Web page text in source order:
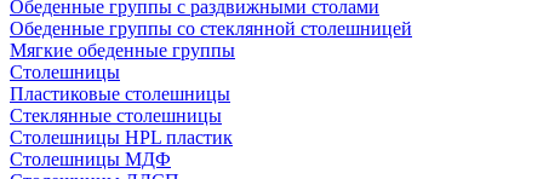
Обеденные группы с раздвижными столами
Обеденные группы со стеклянной столешницей
Мягкие обеденные группы
Столешницы
Пластиковые столешницы
Стеклянные столешницы
Столешницы HPL пластик
Столешницы МДФ